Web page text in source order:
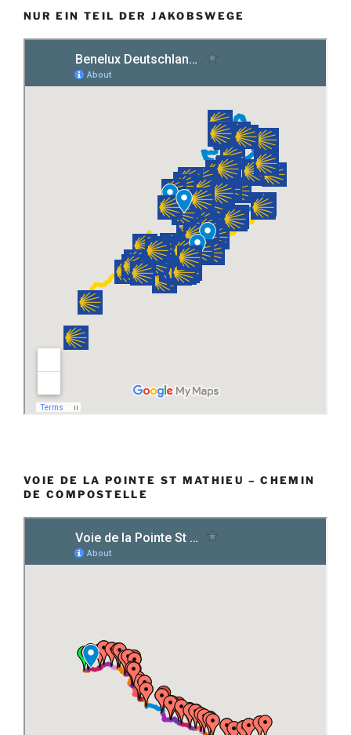
NUR EIN TEIL DER JAKOBSWEGE
VOIE DE LA POINTE ST MATHIEU – CHEMIN
DE COMPOSTELLE